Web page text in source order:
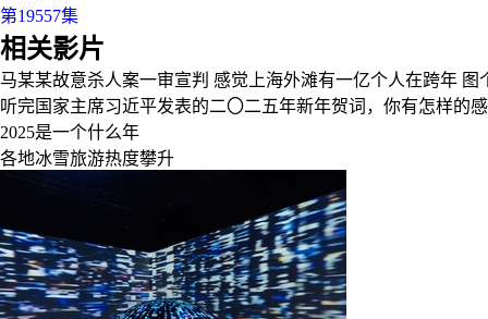
第19557集
相关影片
马某某故意杀人案一审宣判 感觉上海外滩有一亿个人在跨年 图
听完国家主席习近平发表的二〇二五年新年贺词，你有怎样的
2025是一个什么年
各地冰雪旅游热度攀升